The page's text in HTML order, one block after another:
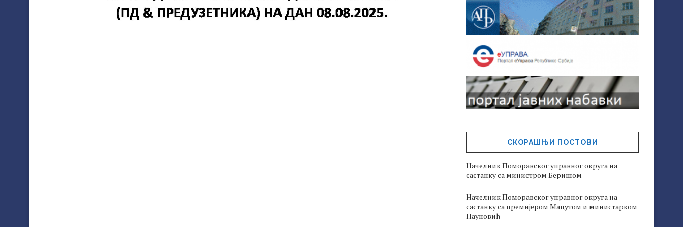
СКОРАШЊИ ПОСТОВИ
Начелник Поморавског управног округа на
састанку са министром Беришом
Начелник Поморавског управног округа на
састанку са премијером Мацутом и министарком
Пауновић